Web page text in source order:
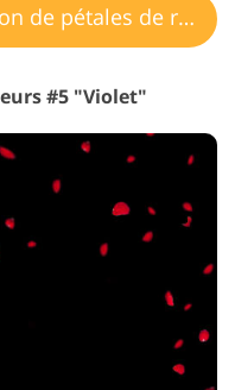
de pétales de rose
#5 "Violet"